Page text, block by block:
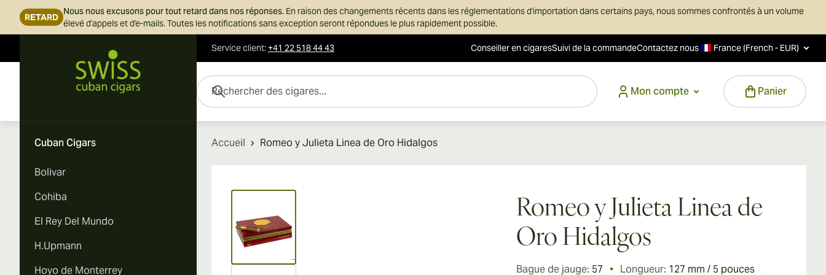
RETARD
Nous nous excusons pour tout retard dans nos réponses. En raison des changements récents dans les réglementations d'importation dans certains pays, nous sommes confrontés à un volume
élevé d'appels et d'e-mails. Toutes les notifications sans exception seront répondues le plus rapidement possible.
Service client:+41 22 518 44 43 Conseiller en cigaresSuivi de la commandeContactez nous France (French - EUR)
Mon compte
Panier
Rechercher des cigares...
Cuban Cigars
Bolivar
Cohiba
El Rey Del Mundo
H.Upmann
Hoyo de Monterrey
Accueil Romeo y Julieta Linea de Oro Hidalgos
View larger image
Romeo y Julieta Linea de
Oro Hidalgos
Bague de jauge: 57 Longueur: 127 mm / 5 pouces